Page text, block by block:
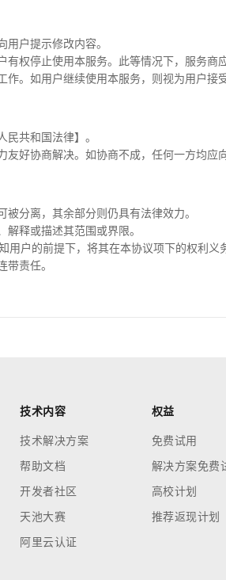
户提示修改内容。
权停止使用本服务。此等情况下，服务
。如用户继续使用本服务，则视为用户接
共和国法律】。
好协商解决。如协商不成，任何一方均应
分离，其余部分则仍具有法律效力。
释或描述其范围或界限。
用户的前提下，将其在本协议项下的权利
责任。
技术内容
技术解决方案
帮助文档
开发者社区
天池大赛
阿里云认证
权益
免费试用
解决方案免费
高校计划
推荐返现计划